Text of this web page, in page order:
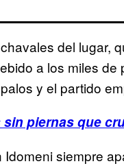
del lugar,
a los miles
y el partido
piernas que
siempre